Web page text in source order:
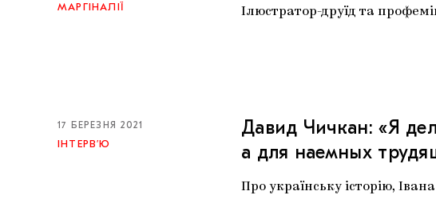
МАРГІНАЛІЇ
Ілюстратор-друїд та
17 БЕРЕЗНЯ 2021
ІНТЕРВ’Ю
Давид Чичкан: «Я
а для наемных
Про українську історію,